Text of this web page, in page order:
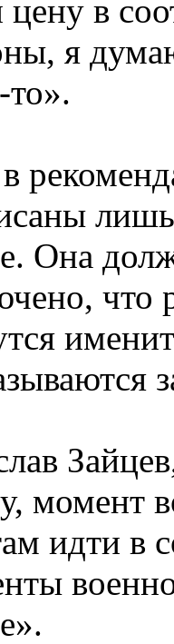
в
я
то».
Она
что
момент
идти в